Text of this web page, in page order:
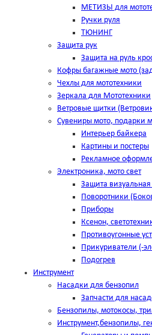
МЕТИЗЫ для
Ручки руля
ТЮНИНГ
Защита рук
Защита на руль
Кофры багажные мото
Чехлы для мототехники
Зеркала для Мототехники
Ветровые щитки
Сувениры мото, подарки
Интерьер байкера
Картины и постеры
Рекламное
Электроника, мото свет
Защита
Поворотники
Приборы
Ксенон,
Противоугонные
Прикуриватели (-
Подогрев
Инструмент
Насадки для бензопил
Запчасти для
Бензопилы, мотокосы,
Инструмент,бензопилы,